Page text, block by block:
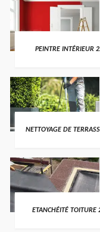
PEINTRE INTÉRIEUR
NETTOYAGE DE
ETANCHÉITÉ TOITURE